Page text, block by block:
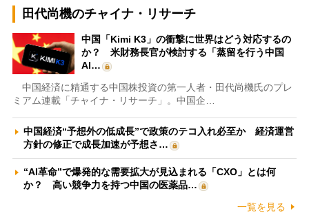
田代尚機のチャイナ・リサーチ
中国「Kimi K3」の衝撃に世界はどう対応するの
か？ 米財務長官が検討する「蒸留を行う中国
AI…
中国経済に精通する中国株投資の第一人者・田代尚機氏のプレ
ミアム連載「チャイナ・リサーチ」。中国企…
中国経済“予想外の低成長”で政策のテコ入れ必至か 経済運営
方針の修正で成長加速が予想さ…
“AI革命”で爆発的な需要拡大が見込まれる「CXO」とは何
か？ 高い競争力を持つ中国の医薬品…
一覧を見る